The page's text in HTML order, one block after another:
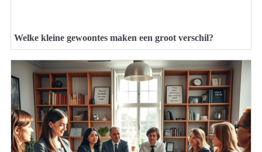
Welke kleine gewoontes maken een groot verschil?